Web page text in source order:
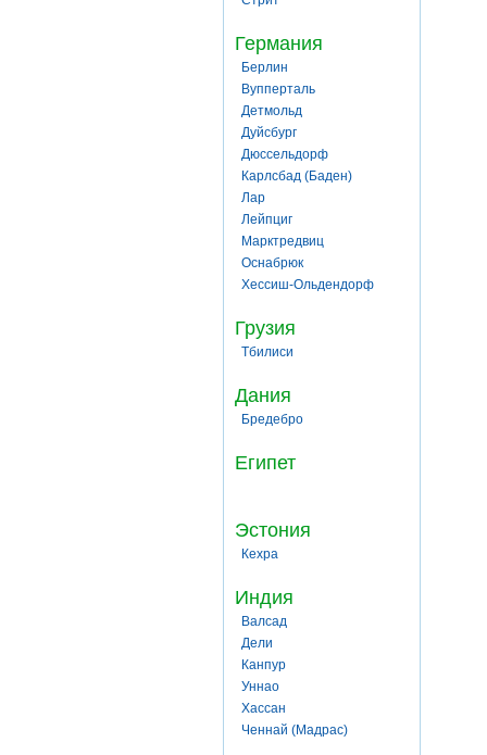
Германия
Берлин
Вупперталь
Детмольд
Дуйсбург
Дюссельдорф
Карлсбад (Баден)
Лар
Лейпциг
Марктредвиц
Оснабрюк
Хессиш-Ольдендорф
Грузия
Тбилиси
Дания
Бредебро
Египет
Эстония
Кехра
Индия
Валсад
Дели
Канпур
Уннао
Хассан
Ченнай (Мадрас)